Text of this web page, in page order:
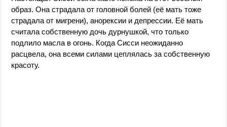
образ. Она страдала от головной болей (её мать тоже
страдала от мигрени), анорексии и депрессии. Её мать
считала собственную дочь дурнушкой, что только
подлило масла в огонь. Когда Сисси неожиданно
расцвела, она всеми силами цеплялась за собственную
красоту.